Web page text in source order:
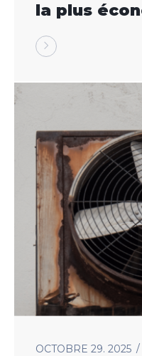
la plus
?
OCTOBRE 29. 2025